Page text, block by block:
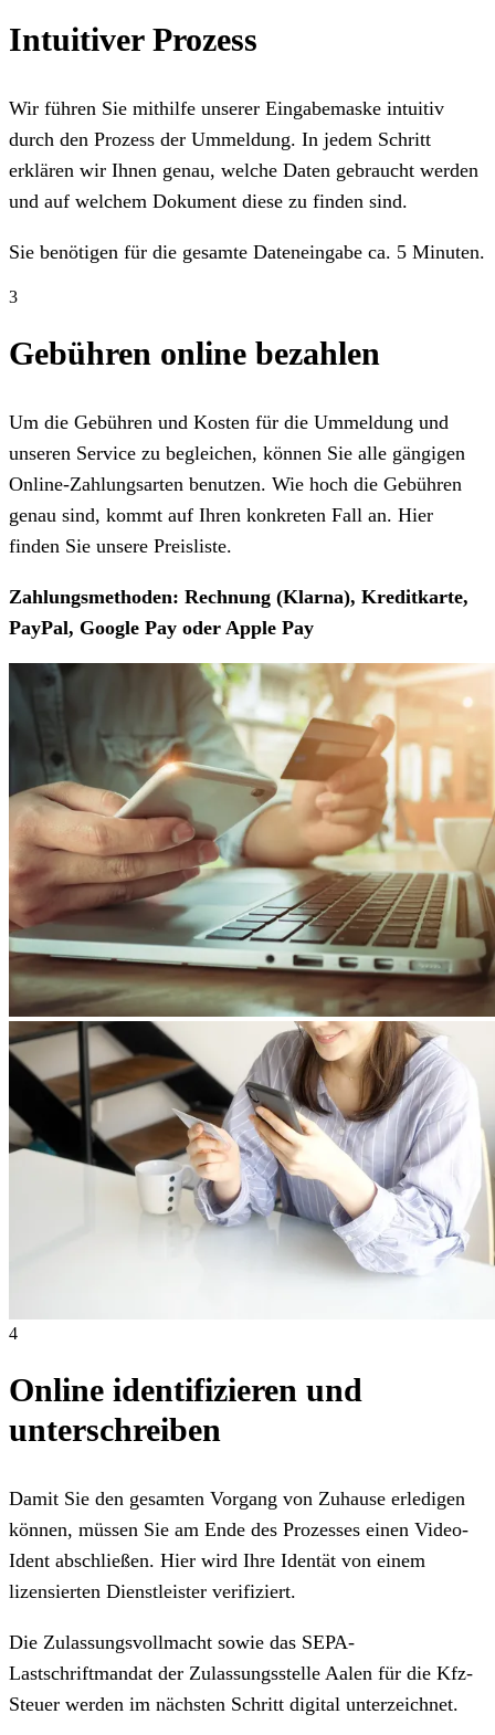
Intuitiver Prozess
Wir führen Sie mithilfe unserer Eingabemaske intuitiv
durch den Prozess der Ummeldung. In jedem Schritt
erklären wir Ihnen genau, welche Daten gebraucht werden
und auf welchem Dokument diese zu finden sind.
Sie benötigen für die gesamte Dateneingabe ca. 5 Minuten.
3
Gebühren online bezahlen
Um die Gebühren und Kosten für die Ummeldung und
unseren Service zu begleichen, können Sie alle gängigen
Online-Zahlungsarten benutzen. Wie hoch die Gebühren
genau sind, kommt auf Ihren konkreten Fall an. Hier
finden Sie unsere Preisliste.
Zahlungsmethoden: Rechnung (Klarna), Kreditkarte,
PayPal, Google Pay oder Apple Pay
4
Online identifizieren und
unterschreiben
Damit Sie den gesamten Vorgang von Zuhause erledigen
können, müssen Sie am Ende des Prozesses einen Video-
Ident abschließen. Hier wird Ihre Identät von einem
lizensierten Dienstleister verifiziert.
Die Zulassungsvollmacht sowie das SEPA-
Lastschriftmandat der Zulassungsstelle Aalen für die Kfz-
Steuer werden im nächsten Schritt digital unterzeichnet.